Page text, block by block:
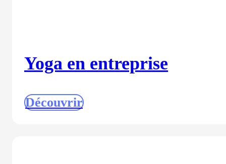
Yoga en entreprise
Découvrir